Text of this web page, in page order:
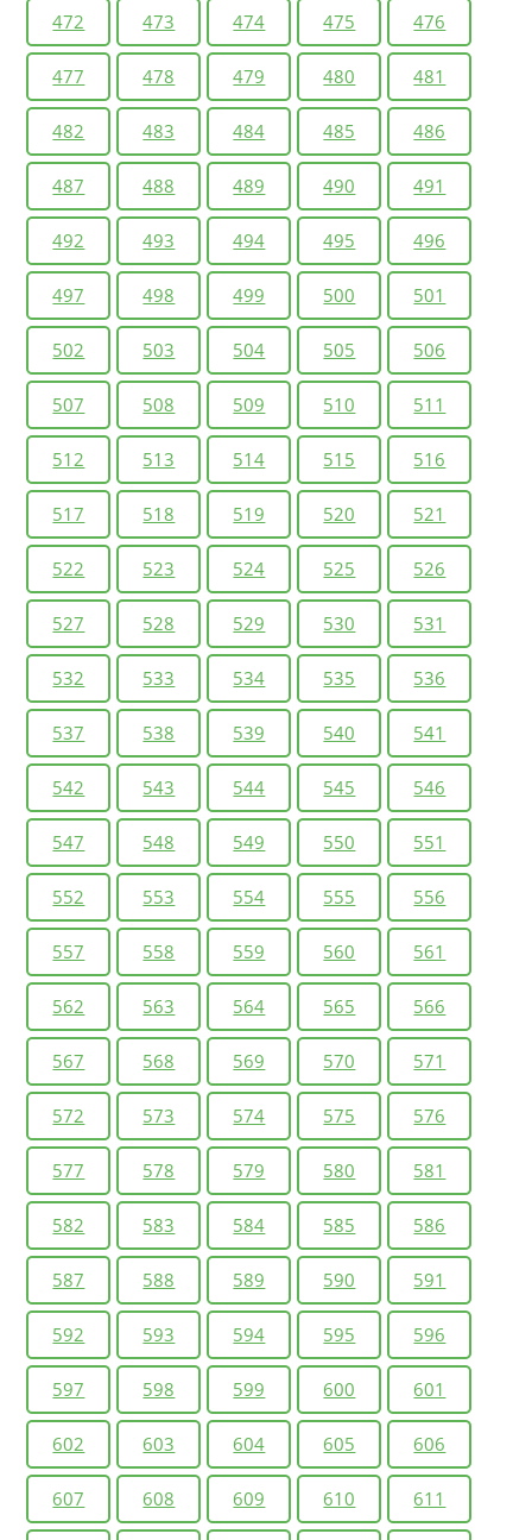
472 473 474 475 476
477 478 479 480 481
482 483 484 485 486
487 488 489 490 491
492 493 494 495 496
497 498 499 500 501
502 503 504 505 506
507 508 509 510 511
512 513 514 515 516
517 518 519 520 521
522 523 524 525 526
527 528 529 530 531
532 533 534 535 536
537 538 539 540 541
542 543 544 545 546
547 548 549 550 551
552 553 554 555 556
557 558 559 560 561
562 563 564 565 566
567 568 569 570 571
572 573 574 575 576
577 578 579 580 581
582 583 584 585 586
587 588 589 590 591
592 593 594 595 596
597 598 599 600 601
602 603 604 605 606
607 608 609 610 611